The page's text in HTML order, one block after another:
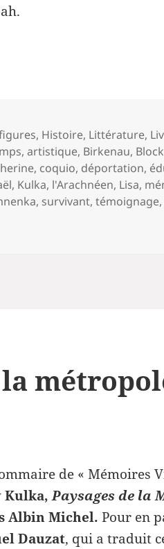
, Histoire, Littérature,
,artistique, Birkenau, Block
, coquio, déportation,
, Kulka, l'Arachnéen, Lisa,
, survivant,témoignage
la
de « Mémoires
Kulka,Paysages de la
Albin Michel. Pour en
Dauzat, qui a traduit